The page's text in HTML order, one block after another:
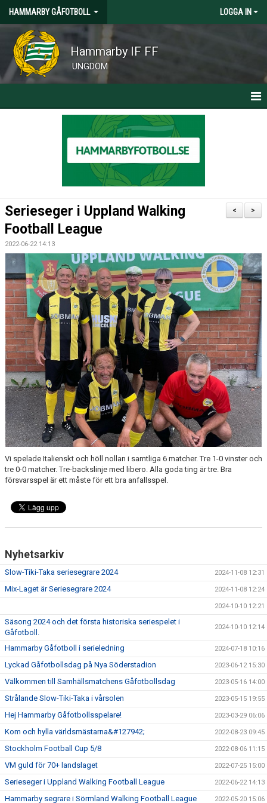
HAMMARBY GÅFOTBOLL LOGGA IN
Hammarby IF FF
UNGDOM
KONTAKT
>
<
Serieseger i Uppland Walking
Football League
2022-06-22 14:13
Vi spelade Italienskt och höll nollan i samtliga 6 matcher. Tre 1-0 vinster och
tre 0-0 matcher. Tre-backslinje med libero. Alla goda ting är tre. Bra
försvarsspel är ett måste för ett bra anfallsspel.
Nyhetsarkiv
Slow-Tiki-Taka seriesegrare 2024 2024-11-08 12:31
Mix-Laget är Seriesegrare 2024 2024-11-08 12:24
2024-10-10 12:21
Säsong 2024 och det första historiska seriespelet i
Gåfotboll.
2024-10-10 12:14
Hammarby Gåfotboll i serieledning 2024-07-18 10:16
Lyckad Gåfotbollsdag på Nya Söderstadion 2023-06-12 15:30
Välkommen till Samhällsmatchens Gåfotbollsdag 2023-05-16 14:00
Strålande Slow-Tiki-Taka i vårsolen 2023-05-15 19:55
Hej Hammarby Gåfotbollsspelare! 2023-03-29 06:06
Kom och hylla världsmästarna&#127942; 2022-08-23 09:45
Stockholm Football Cup 5/8 2022-08-06 11:15
VM guld för 70+ landslaget 2022-07-25 15:00
Serieseger i Uppland Walking Football League 2022-06-22 14:13
Hammarby segrare i Sörmland Walking Football League 2022-05-20 15:06